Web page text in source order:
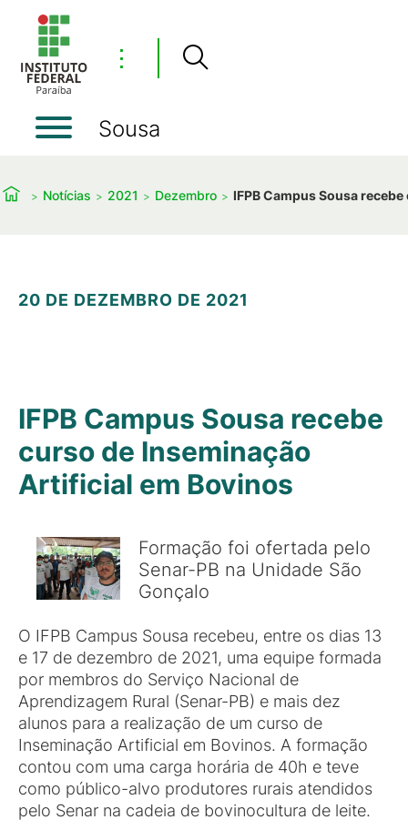
⋮
Sousa
Notícias 2021 Dezembro IFPB Campus Sousa
20 DE DEZEMBRO DE 2021
IFPB Campus Sousa recebe
curso de Inseminação
Artificial em Bovinos
Formação foi ofertada pelo
Senar-PB na Unidade São
Gonçalo
O IFPB Campus Sousa recebeu, entre os dias 13
e 17 de dezembro de 2021, uma equipe formada
por membros do Serviço Nacional de
Aprendizagem Rural (Senar-PB) e mais dez
alunos para a realização de um curso de
Inseminação Artificial em Bovinos. A formação
contou com uma carga horária de 40h e teve
como público-alvo produtores rurais atendidos
pelo Senar na cadeia de bovinocultura de leite.